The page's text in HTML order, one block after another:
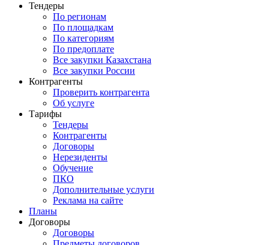
Тендеры
По регионам
По площадкам
По категориям
По предоплате
Все закупки Казахстана
Все закупки России
Контрагенты
Проверить контрагента
Об услуге
Тарифы
Тендеры
Контрагенты
Договоры
Нерезиденты
Обучение
ПКО
Дополнительные услуги
Реклама на сайте
Планы
Договоры
Договоры